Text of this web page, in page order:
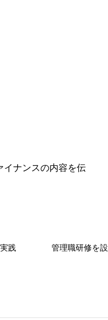
イナンスの内容を伝
践 管理職研修を設